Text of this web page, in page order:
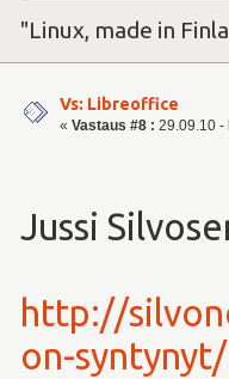
"Linux, made in
Vs: Libreoffice
« Vastaus #8 : 29.09.10 -
Jussi
http://
on-syntynyt/